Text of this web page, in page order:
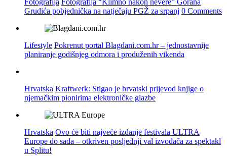
Grudića pobjednička na natječaju PGŽ za srpanj 0 Comments
Lifestyle Pokrenut portal Blagdani.com.hr – jednostavnije
planiranje godišnjeg odmora i produženih vikenda
Hrvatska Kraftwerk: Stigao je hrvatski prijevod knjige o
njemačkim pionirima elektroničke glazbe
Hrvatska Ovo će biti najveće izdanje festivala ULTRA
Europe do sada – otkriven posljednji val izvođača za spektakl
u Splitu!